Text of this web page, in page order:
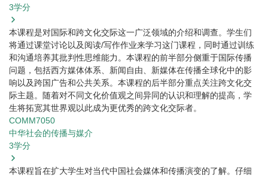
3学分
本课程是对国际和跨文化交际这一广泛领域的介绍和调查。学生们
将通过课堂讨论以及阅读/写作作业来学习这门课程，同时通过训练
和沟通培养其批判性思维能力。本课程的前半部分侧重于国际传播
问题，包括西方媒体体系、新闻自由、新媒体在传播全球化中的影
响以及跨国广告和公共关系。本课程的后半部分重点关注跨文化交
际主题。随着对不同文化价值观之间异同的认识和理解的提高，学
生将拓宽其世界观以此成为更优秀的跨文化交际者。
COMM7050
中华社会的传播与媒介
3学分
本课程旨在扩大学生对当代中国社会媒体和传播演变的了解。仔细